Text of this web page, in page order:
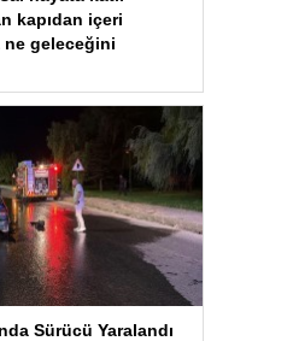
kapıdan içeri
ne geleceğini
Sürücü Yaralandı